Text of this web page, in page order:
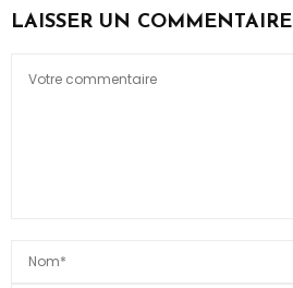
LAISSER UN COMMENTAIRE